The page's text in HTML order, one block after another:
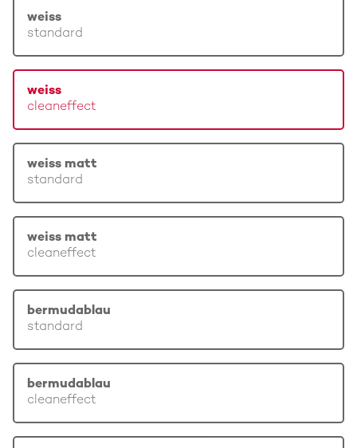
weiss
standard
weiss
cleaneffect
weiss matt
standard
weiss matt
cleaneffect
bermudablau
standard
bermudablau
cleaneffect